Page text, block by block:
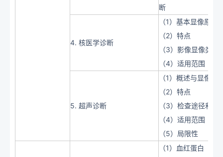
断
4. 核医学诊断
（1）基本显像原理
（2）特点
（3）影像显像类型
（4）适用范围
5. 超声诊断
（1）概述与显像原
（2）特点
（3）检查途径和方
（4）适用范围
（5）局限性
（1）血红蛋白